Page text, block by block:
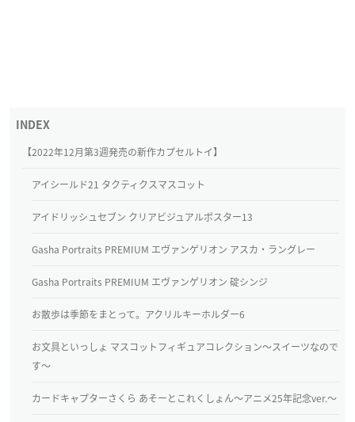
【2022年12月第3週発売の新作カプセルトイ】
アイシールド21 タクティクスマスコット
アイドリッシュセブン クリアビジュアルポスター13
Gasha Portraits PREMIUM エヴァンゲリオン アスカ・ラングレー
Gasha Portraits PREMIUM エヴァンゲリオン 碇シンジ
お散歩は季節をまとって。アクリルキーホルダー6
お文具といっしょ マスコットフィギュアコレクション～スイーツなので
す～
カードキャプターさくら あそーとこれくしょん～アニメ25年記念ver.～